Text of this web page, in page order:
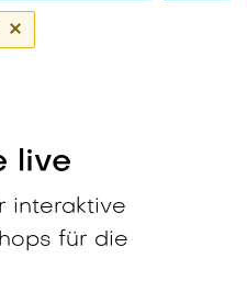
live
interaktive
für die